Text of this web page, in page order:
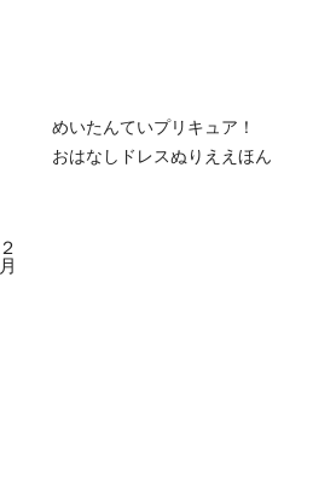
めいたんていプリキュア！
おはなしドレスぬりええほん